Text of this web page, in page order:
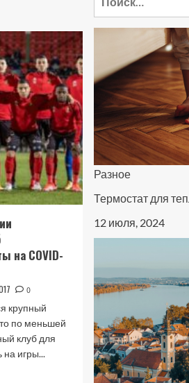
на COVID-
0
крупный
по меньшей
клуб для
на игры...
Разное
Термостат для
12 июля, 2024